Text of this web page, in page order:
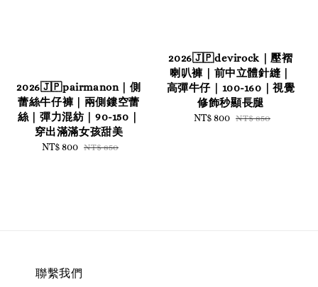
2026🇯🇵pairmanon｜側
蕾絲牛仔褲｜兩側鏤空蕾
絲｜彈力混紡｜90-150｜
穿出滿滿女孩甜美
Sale
NT$ 800 Regular
NT$ 850
2026🇯🇵devirock｜壓褶
喇叭褲｜前中立體針縫｜
高彈牛仔｜100-160｜視覺
修飾秒顯長腿
Sale
NT$ 800 Regular
NT$ 850
聯繫我們